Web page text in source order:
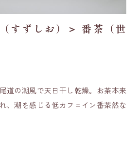
すずしお）＞ 番茶（世
道の潮風で天日干し乾燥。お茶本来
、潮を感じる低カフェイン番茶然な